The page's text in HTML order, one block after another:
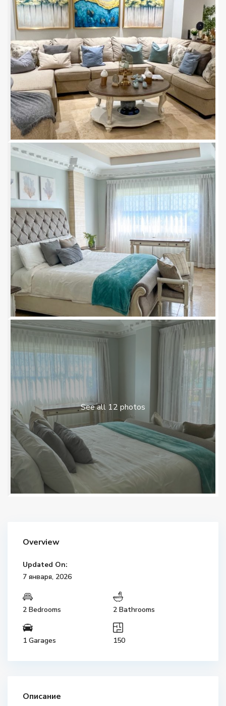
See all 12 photos
Overview
Updated On:
7 января, 2026
2 Bedrooms 2 Bathrooms
1 Garages 150
Описание